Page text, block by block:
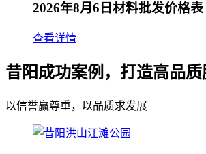
2026年8月6日材料批发价格表
查看详情
昔阳成功案例，打造高品质
以信誉赢尊重，以品质求发展